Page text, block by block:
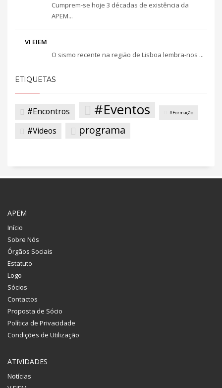
Cumprem-se hoje 3 décadas de existência da
APEM...
VI EIEM
O sismo recente na região de Lisboa lembra-nos ...
ETIQUETAS
#Encontros #Eventos #Formação
#Videos programa
APEM
Início
Sobre Nós
Órgãos Sociais
Estatuto
Logo
Sócios
Contactos
Proposta de Sócio
Política de Privacidade
Condições de Utilização
ATIVIDADES
Notícias